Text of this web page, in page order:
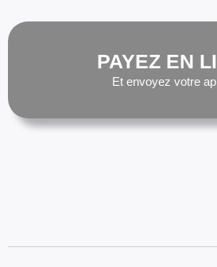
PAYEZ EN
Et envoyez votre